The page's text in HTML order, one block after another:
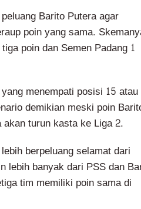
Barito Putera agar
poin yang sama.
poin dan Semen Padang 1
menempati posisi 15 atau
demikian meski poin
turun kasta ke Liga 2.
berpeluang selamat dari
lebih banyak dari PSS dan
tim memiliki poin sama di